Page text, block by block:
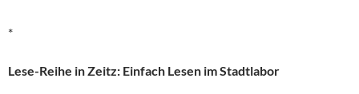
*
Lese-Reihe in Zeitz: Einfach Lesen im Stadtlabor